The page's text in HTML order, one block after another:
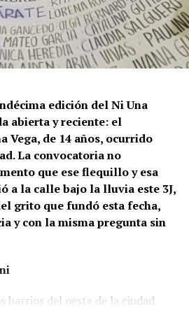
historia de (no)
edición del Ni Una
abierta y reciente: el
Vega, de 14 años, ocurrido
La convocatoria no
que ese flequillo y esa
a la calle bajo la lluvia este 3J,
grito que fundó esta fecha,
y con la misma pregunta sin
barrios del oeste de la ciudad